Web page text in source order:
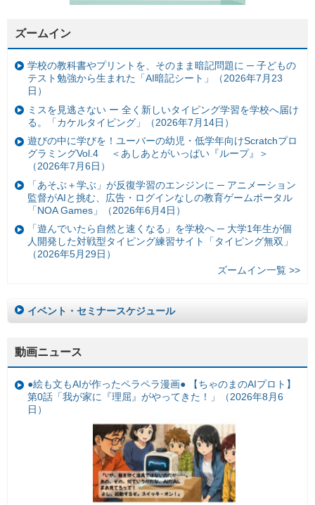
ズームイン
学校の教科書やプリントを、そのまま暗記問題に ─ 子どもの
テスト勉強から生まれた「AI暗記シート」（2026年7月23
日）
ミスを見逃さない ー 全く新しいタイピング学習を学校へ届け
る。「カケルタイピング」（2026年7月14日）
遊びの中に学びを！ユーバーの幼児・低学年向けScratchプロ
グラミングVol.4 ＜あしあとがいっぱい『ループ』＞
（2026年7月6日）
「あそぶ＋学ぶ」が反復学習のエンジンに ─ アニメーション
監督がAIと挑む、広告・ログインなしの教育ゲームポータル
「NOA Games」（2026年6月4日）
「遊んでいたら自然と速くなる」を学校へ ─ 大学1年生が個
人開発した対戦型タイピング練習サイト「タイピング無双」
（2026年5月29日）
ズームイン一覧 >>
イベント・セミナースケジュール
動画ニュース
●絵も文もAIが作ったペラペラ漫画● 【ちゃのまのAIプロト】
第0話「我が家に『理屈』がやってきた！」（2026年8月6
日）